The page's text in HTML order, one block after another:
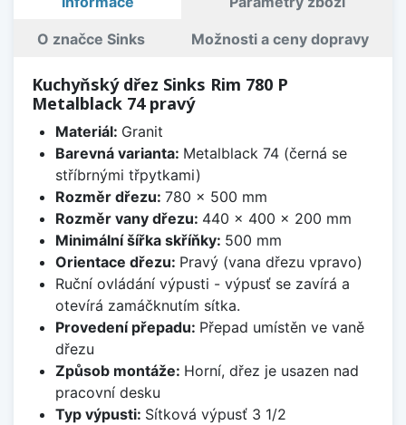
O značce Sinks Možnosti a ceny dopravy
Kuchyňský dřez Sinks Rim 780 P
Metalblack 74 pravý
Materiál: Granit
Barevná varianta: Metalblack 74 (černá se
stříbrnými třpytkami)
Rozměr dřezu: 780 x 500 mm
Rozměr vany dřezu: 440 x 400 x 200 mm
Minimální šířka skříňky: 500 mm
Orientace dřezu: Pravý (vana dřezu vpravo)
Ruční ovládání výpusti - výpusť se zavírá a
otevírá zamáčknutím sítka.
Provedení přepadu: Přepad umístěn ve vaně
dřezu
Způsob montáže: Horní, dřez je usazen nad
pracovní desku
Typ výpusti: Sítková výpusť 3 1/2